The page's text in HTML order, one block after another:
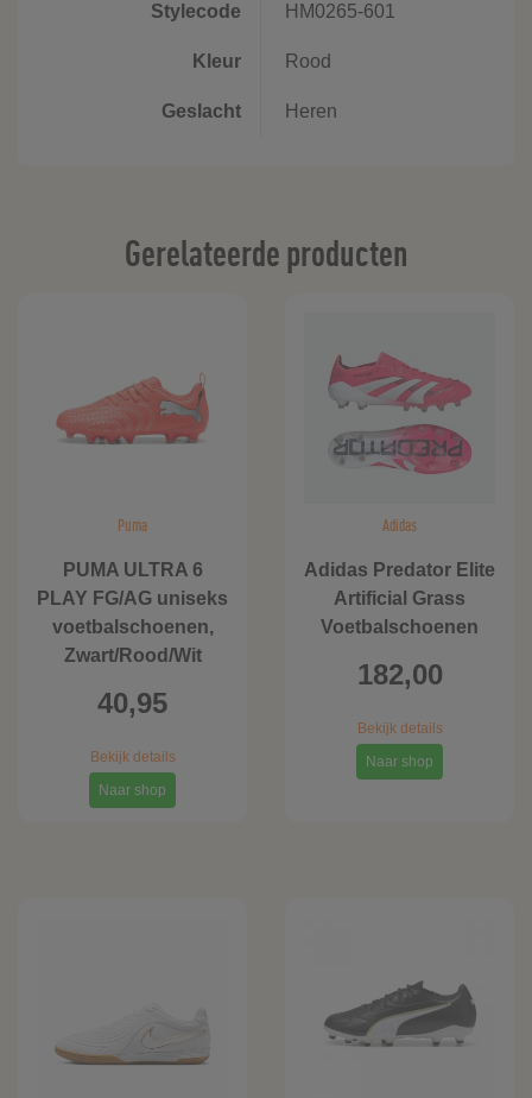
Stylecode HM0265-601
Kleur Rood
Geslacht Heren
Gerelateerde producten
Puma
PUMA ULTRA 6
PLAY FG/AG uniseks
voetbalschoenen,
Zwart/Rood/Wit
40,95
Bekijk details
Naar shop
Adidas
Adidas Predator Elite
Artificial Grass
Voetbalschoenen
182,00
Bekijk details
Naar shop